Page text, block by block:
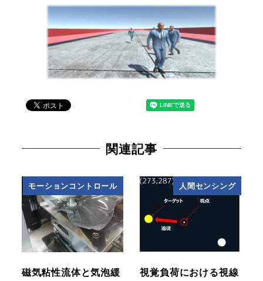
関連記事
モーションコントロール
磁気粘性流体と気泡緩
人間センシング
視覚負荷における視線